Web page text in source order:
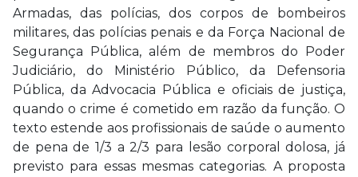
Armadas, das polícias, dos corpos de bombeiros
militares, das polícias penais e da Força Nacional de
Segurança Pública, além de membros do Poder
Judiciário, do Ministério Público, da Defensoria
Pública, da Advocacia Pública e oficiais de justiça,
quando o crime é cometido em razão da função. O
texto estende aos profissionais de saúde o aumento
de pena de 1/3 a 2/3 para lesão corporal dolosa, já
previsto para essas mesmas categorias. A proposta